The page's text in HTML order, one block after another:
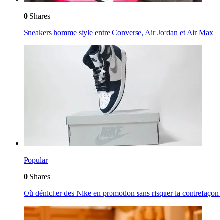
0 Shares
Sneakers homme style entre Converse, Air Jordan et Air Max
Popular
0 Shares
Où dénicher des Nike en promotion sans risquer la contrefaçon